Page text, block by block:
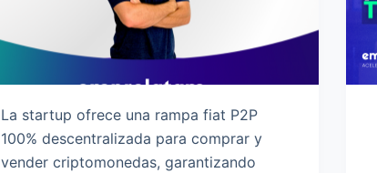
La startup ofrece una rampa fiat P2P
100% descentralizada para comprar y
vender criptomonedas, garantizando